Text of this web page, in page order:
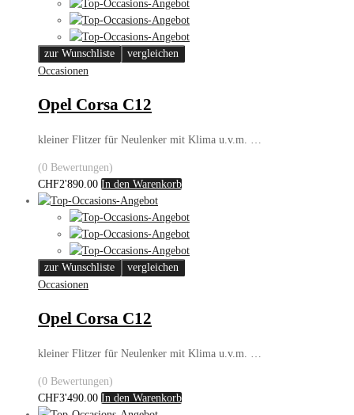
zur Wunschliste
vergleichen
Occasionen
Opel Corsa C12
kleiner Flitzer für Neulenker mit Klima u.v.m. …
(0 Bewertungen)
CHF2'890.00 In den Warenkorb
zur Wunschliste
vergleichen
Occasionen
Opel Corsa C12
kleiner Flitzer für Neulenker mit Klima u.v.m. …
(0 Bewertungen)
CHF3'490.00 In den Warenkorb